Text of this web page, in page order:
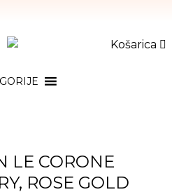
Košarica
LE CORONE
ROSE GOLD